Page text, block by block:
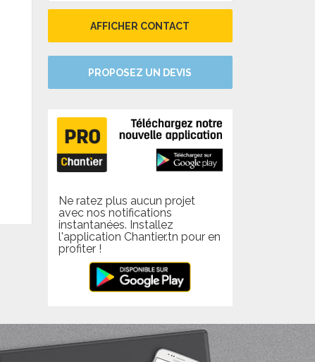
AFFICHER CONTACT
PROPOSEZ UN DEVIS
Ne ratez plus aucun projet
avec nos notifications
instantanées. Installez
l'application Chantier.tn pour en
profiter !